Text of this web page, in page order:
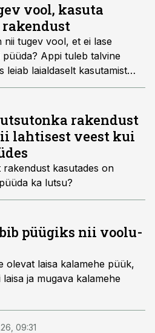
vool, kasuta
nii tugev vool, et ei lase
Appi tuleb talvine
leiab laialdaselt kasutamist
vimba, tinti, latikat,
rakendust
lahtisest veest kui
rakendust kasutades on
ka lutsu?
püügiks nii voolu-
olevat laisa kalamehe püük,
ja mugava kalamehe
09:31